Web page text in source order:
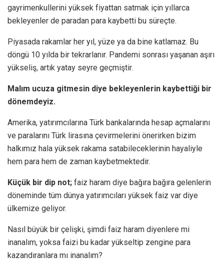
gayrimenkullerini yüksek fiyattan satmak için yıllarca
bekleyenler de paradan para kaybetti bu süreçte.
Piyasada rakamlar her yıl, yüze ya da bine katlamaz. Bu
döngü 10 yılda bir tekrarlanır. Pandemi sonrası yaşanan aşırı
yükseliş, artık yatay seyre geçmiştir.
Malım ucuza gitmesin diye bekleyenlerin kaybettiği bir
dönemdeyiz.
Amerika, yatırımcılarına Türk bankalarında hesap açmalarını
ve paralarını Türk lirasına çevirmelerini önerirken bizim
halkımız hala yüksek rakama satabileceklerinin hayaliyle
hem para hem de zaman kaybetmektedir.
Küçük bir dip not; faiz haram diye bağıra bağıra gelenlerin
döneminde tüm dünya yatırımcıları yüksek faiz var diye
ülkemize geliyor.
Nasıl büyük bir çelişki, şimdi faiz haram diyenlere mi
inanalım, yoksa faizi bu kadar yükseltip zengine para
kazandıranlara mı inanalım?